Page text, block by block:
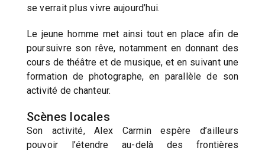
se verrait plus vivre aujourd’hui.
Le jeune homme met ainsi tout en place afin de
poursuivre son rêve, notamment en donnant des
cours de théâtre et de musique, et en suivant une
formation de photographe, en parallèle de son
activité de chanteur.
Scènes locales
Son activité, Alex Carmin espère d’ailleurs
pouvoir l’étendre au-delà des frontières